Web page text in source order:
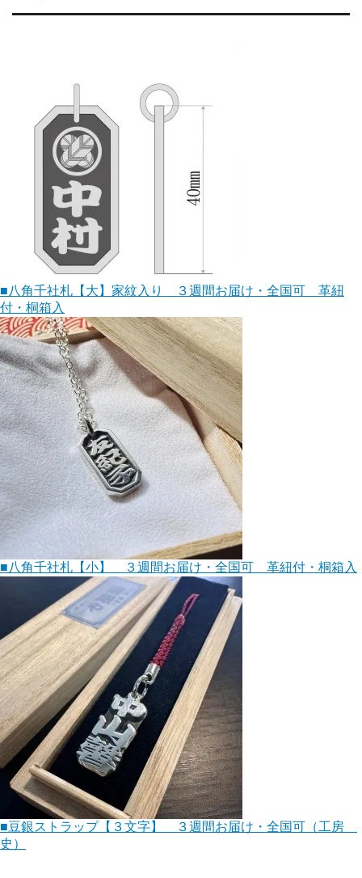
■八角千社札【大】家紋入り ３週間お届け・全国可 革紐
付・桐箱入
■八角千社札【小】 ３週間お届け・全国可 革紐付・桐箱入
■豆銀ストラップ【３文字】 ３週間お届け・全国可（工房
史）